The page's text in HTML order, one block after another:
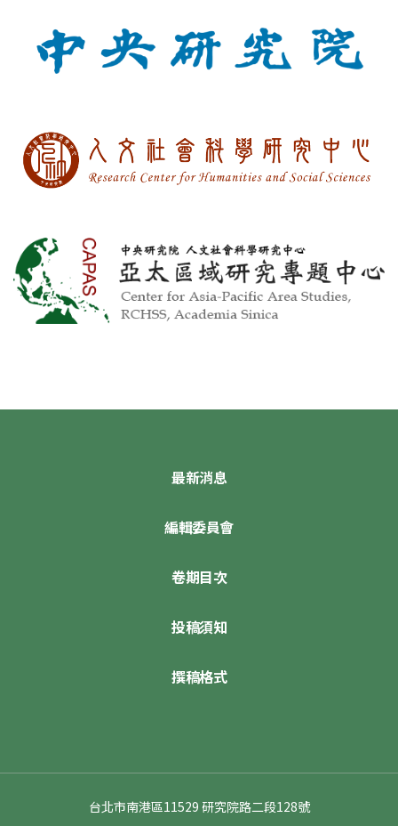
最新消息
編輯委員會
卷期目次
投稿須知
撰稿格式
台北市南港區11529 研究院路二段128號